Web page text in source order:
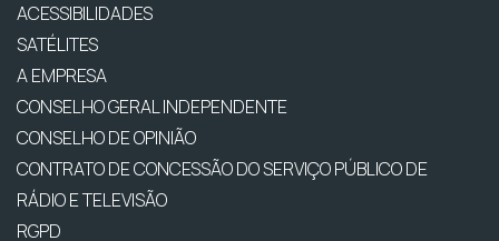
ACESSIBILIDADES
SATÉLITES
A EMPRESA
CONSELHO GERAL INDEPENDENTE
CONSELHO DE OPINIÃO
CONTRATO DE CONCESSÃO DO SERVIÇO PÚBLICO DE
RÁDIO E TELEVISÃO
RGPD